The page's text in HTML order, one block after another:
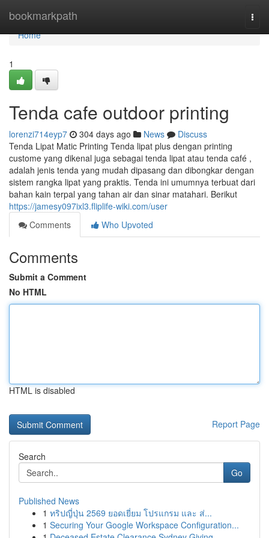
bookmarkpath
Home
Home
1
Tenda cafe outdoor printing
lorenzi714eyp7 304 days ago News
Discuss
Tenda Lipat Matic Printing Tenda lipat plus dengan printing
custome yang dikenal juga sebagai tenda lipat atau tenda café ,
adalah jenis tenda yang mudah dipasang dan dibongkar dengan
sistem rangka lipat yang praktis. Tenda ini umumnya terbuat dari
bahan kain terpal yang tahan air dan sinar matahari. Berikut
https://jamesy097ixl3.fliplife-wiki.com/user
Comments
Who Upvoted
Comments
Submit a Comment
No HTML
HTML is disabled
Report Page
Search
Go
Published News
1 ทริปญี่ปุ่น 2569 ยอดเยี่ยม โปรแกรม และ ส่...
1 Securing Your Google Workspace Configuration...